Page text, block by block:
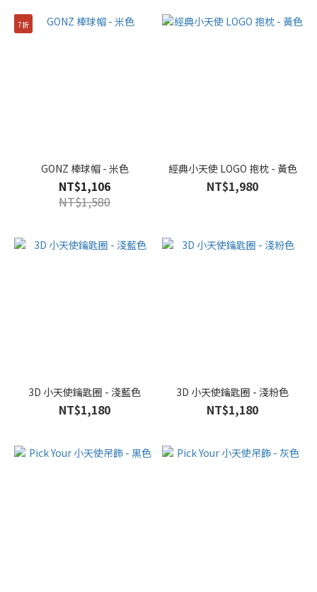
7折
GONZ 棒球帽 - 米色
NT$1,106
NT$1,580
經典小天使 LOGO 抱枕 - 黃色
NT$1,980
3D 小天使鑰匙圈 - 淺藍色
NT$1,180
3D 小天使鑰匙圈 - 淺粉色
NT$1,180